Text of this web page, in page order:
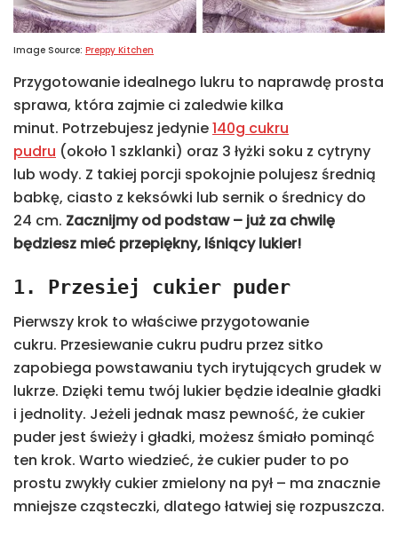
Image Source: Preppy Kitchen
Przygotowanie idealnego lukru to naprawdę prosta
sprawa, która zajmie ci zaledwie kilka
minut. Potrzebujesz jedynie140g cukru
pudru (około 1 szklanki) oraz 3 łyżki soku z cytryny
lub wody. Z takiej porcji spokojnie polujesz średnią
babkę, ciasto z keksówki lub sernik o średnicy do
24 cm. Zacznijmy od podstaw – już za chwilę
będziesz mieć przepiękny, lśniący lukier!
1. Przesiej cukier puder
Pierwszy krok to właściwe przygotowanie
cukru. Przesiewanie cukru pudru przez sitko
zapobiega powstawaniu tych irytujących grudek w
lukrze. Dzięki temu twój lukier będzie idealnie gładki
i jednolity. Jeżeli jednak masz pewność, że cukier
puder jest świeży i gładki, możesz śmiało pominąć
ten krok. Warto wiedzieć, że cukier puder to po
prostu zwykły cukier zmielony na pył – ma znacznie
mniejsze cząsteczki, dlatego łatwiej się rozpuszcza.